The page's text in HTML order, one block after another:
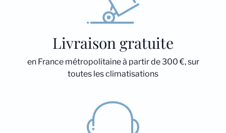
Livraison gratuite
en France métropolitaine à partir de 300 €, sur
toutes les climatisations